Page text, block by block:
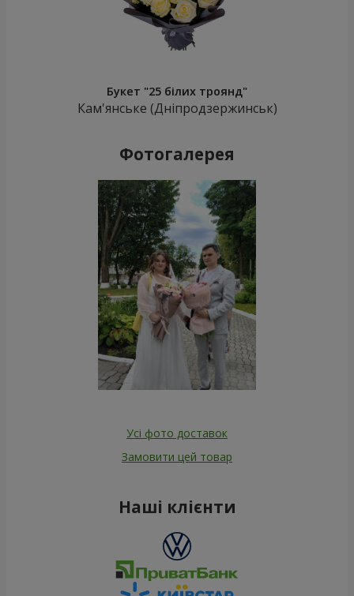
Букет "25 білих троянд"
Кам'янське (Дніпродзержинськ)
Фотогалерея
Усі фото доставок
Замовити цей товар
Наші клієнти